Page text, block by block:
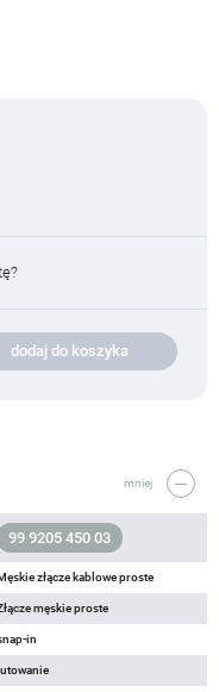
dodaj do koszyka
mniej
99 9205 450 03
złącze kablowe proste
męskie proste
in
lutowanie